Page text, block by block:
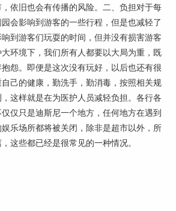
依旧也会有传播的风险。二、负担对于每
会影响到游客的一些行程，但是也减轻了
到游客们玩耍的时间，但并没有损害游客
环境下，我们所有人都要以大局为重，既
怨。即便是这次没有玩好，以后也还有很
己的健康，勤洗手，勤消毒，按照相关规
这样就是在为医护人员减轻负担。各行各
仅只是迪斯尼一个地方，任何地方在遇到
乐场所都将被关闭，除非是超市以外，所
这些都已经是很常见的一种情况。